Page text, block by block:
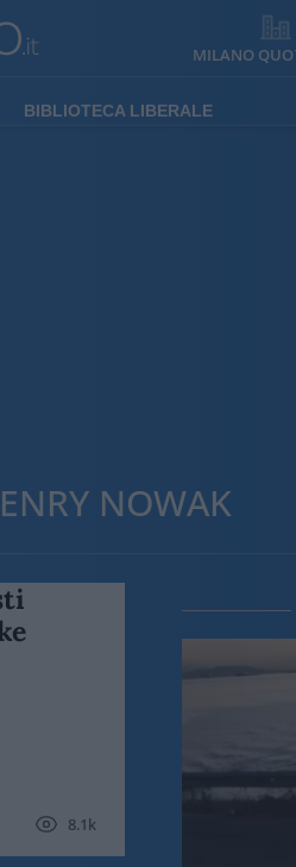
MILANO
BIBLIOTECA LIBERALE
NOWAK
8.1k